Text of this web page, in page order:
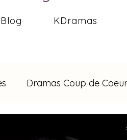
Blog KDramas
Dramas Coup de Coeur